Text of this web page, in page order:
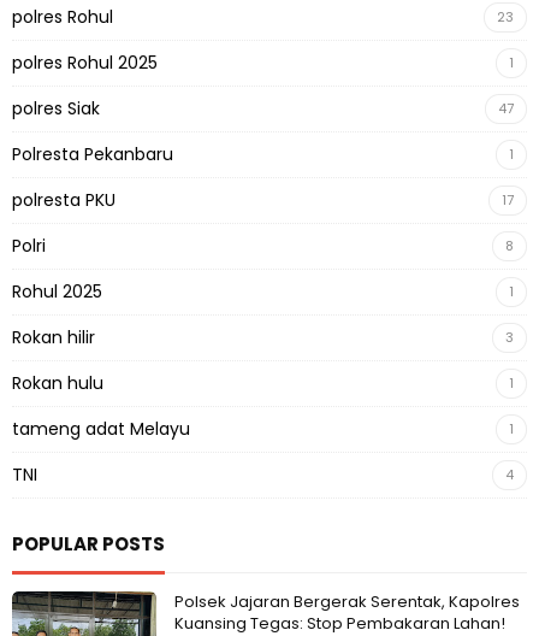
polres Rohul 23
polres Rohul 2025 1
polres Siak 47
Polresta Pekanbaru 1
polresta PKU 17
Polri 8
Rohul 2025 1
Rokan hilir 3
Rokan hulu 1
tameng adat Melayu 1
TNI 4
POPULAR POSTS
Polsek Jajaran Bergerak Serentak, Kapolres
Kuansing Tegas: Stop Pembakaran Lahan!